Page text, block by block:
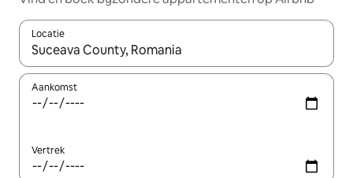
Locatie
Wanneer er suggesties beschikbaar zijn, maak je een keuze
Aankomst
Vertrek